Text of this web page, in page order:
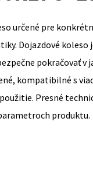
určené pre
Dojazdové
pokračovať v
kompatibilné s
Presné
produktu.